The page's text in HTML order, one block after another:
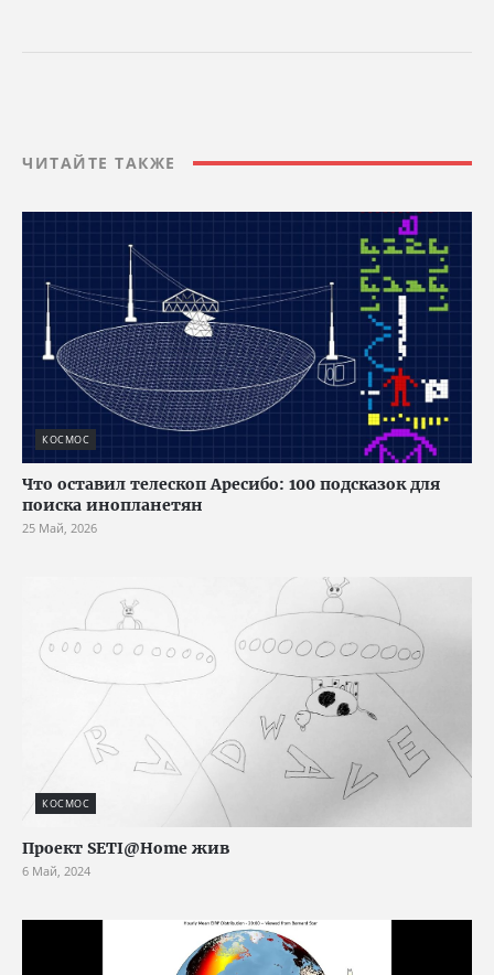
ЧИТАЙТЕ ТАКЖЕ
КОСМОС
Что оставил телескоп Аресибо: 100 подсказок для
поиска инопланетян
25 Май, 2026
КОСМОС
Проект SETI@Home жив
6 Май, 2024